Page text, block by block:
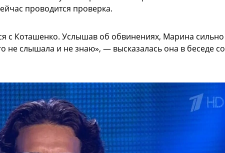
проводится проверка.
с Коташенко. Услышав об обвинениях, Марина сильно
не слышала и не знаю», — высказалась она в беседе со